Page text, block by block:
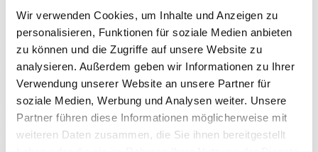
Wir verwenden Cookies, um Inhalte und Anzeigen zu
personalisieren, Funktionen für soziale Medien anbieten
zu können und die Zugriffe auf unsere Website zu
analysieren. Außerdem geben wir Informationen zu Ihrer
Verwendung unserer Website an unsere Partner für
soziale Medien, Werbung und Analysen weiter. Unsere
Partner führen diese Informationen möglicherweise mit
weiteren Daten zusammen, die Sie ihnen bereitgestellt
in Erinnerung zu rufen – mit einer
multimedialen Kampagne.
Für uns war klar, das darf nicht einfach
eine Kampagne werden. Es muss ein
Bekenntnis sein. Zum Leben, zu den
Menschen und natürlich zu dem, was